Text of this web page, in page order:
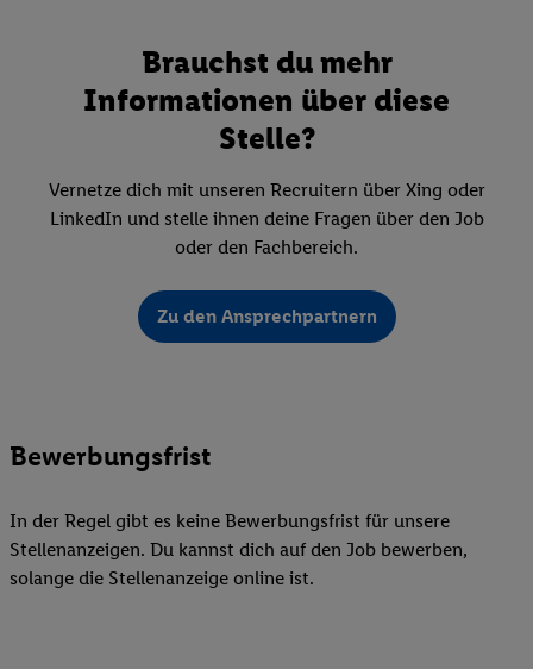
Brauchst du mehr
Informationen über diese
Stelle?
Vernetze dich mit unseren Recruitern über Xing oder
LinkedIn und stelle ihnen deine Fragen über den Job
oder den Fachbereich.
Zu den Ansprechpartnern
Bewerbungsfrist
In der Regel gibt es keine Bewerbungsfrist für unsere
Stellenanzeigen. Du kannst dich auf den Job bewerben,
solange die Stellenanzeige online ist.